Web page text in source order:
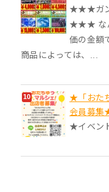
★★★ガン
★★★ な
価の金額
商品によっては、...
★「おた
会員募集
★イベン